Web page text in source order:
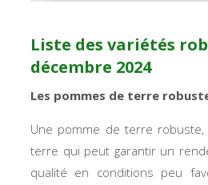
Liste des variétés
décembre 2024
Les pommes de terre
Une pomme de terre robuste,
terre qui peut garantir un
qualité en conditions peu